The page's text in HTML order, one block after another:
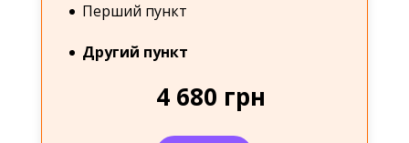
Перший пункт
Другий пункт
4 680 грн